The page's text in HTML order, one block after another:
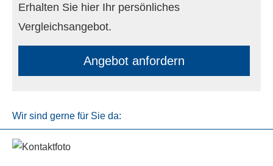
Erhalten Sie hier Ihr persönliches
Vergleichsangebot.
An­ge­bot an­for­dern
Wir sind gerne für Sie da: